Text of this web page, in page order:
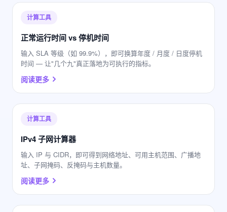
计算工具
正常运行时间 vs 停机时间
输入 SLA 等级（如 99.9%），即可换算年度 / 月度 / 日度停机
时间 — 让"几个九"真正落地为可执行的指标。
阅读更多
计算工具
IPv4 子网计算器
输入 IP 与 CIDR，即可得到网络地址、可用主机范围、广播地
址、子网掩码、反掩码与主机数量。
阅读更多